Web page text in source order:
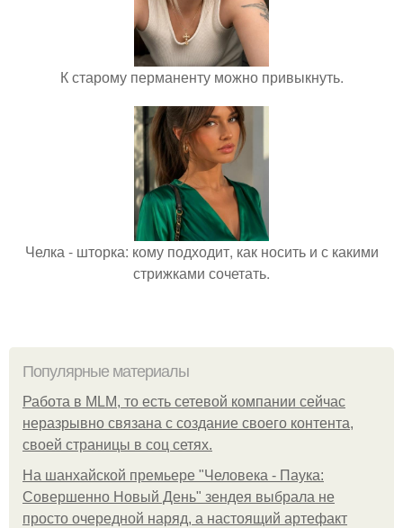
К старому перманенту можно привыкнуть.
Челка - шторка: кому подходит, как носить и с какими
стрижками сочетать.
Популярные материалы
Работа в MLM, то есть сетевой компании сейчас
неразрывно связана с создание своего контента,
своей страницы в соц сетях.
На шанхайской премьере "Человека - Паука:
Совершенно Новый День" зендея выбрала не
просто очередной наряд, а настоящий артефакт